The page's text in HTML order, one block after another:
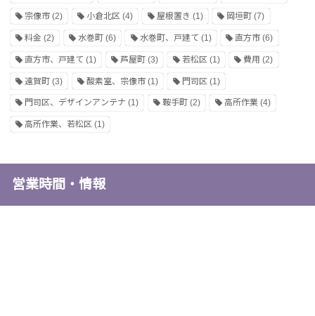
宗像市 (2) 小倉北区(4) 屋根置き (1) 岡垣町 (7)
料金 (2) 水巻町(6) 水巻町、戸建て (1) 直方市 (6)
直方市、戸建て (1) 芦屋町(3) 若松区 (1) 費用 (2)
遠賀町 (3) 酸素室、宗像市(1) 門司区 (1)
門司区、デザインアンテナ (1) 鞍手町(2) 高所作業(4)
高所作業、若松区 (1)
営業時間・情報